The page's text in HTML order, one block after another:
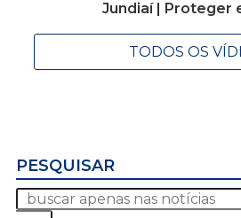
Jundiaí | Proteger
TODOS OS
PESQUISAR